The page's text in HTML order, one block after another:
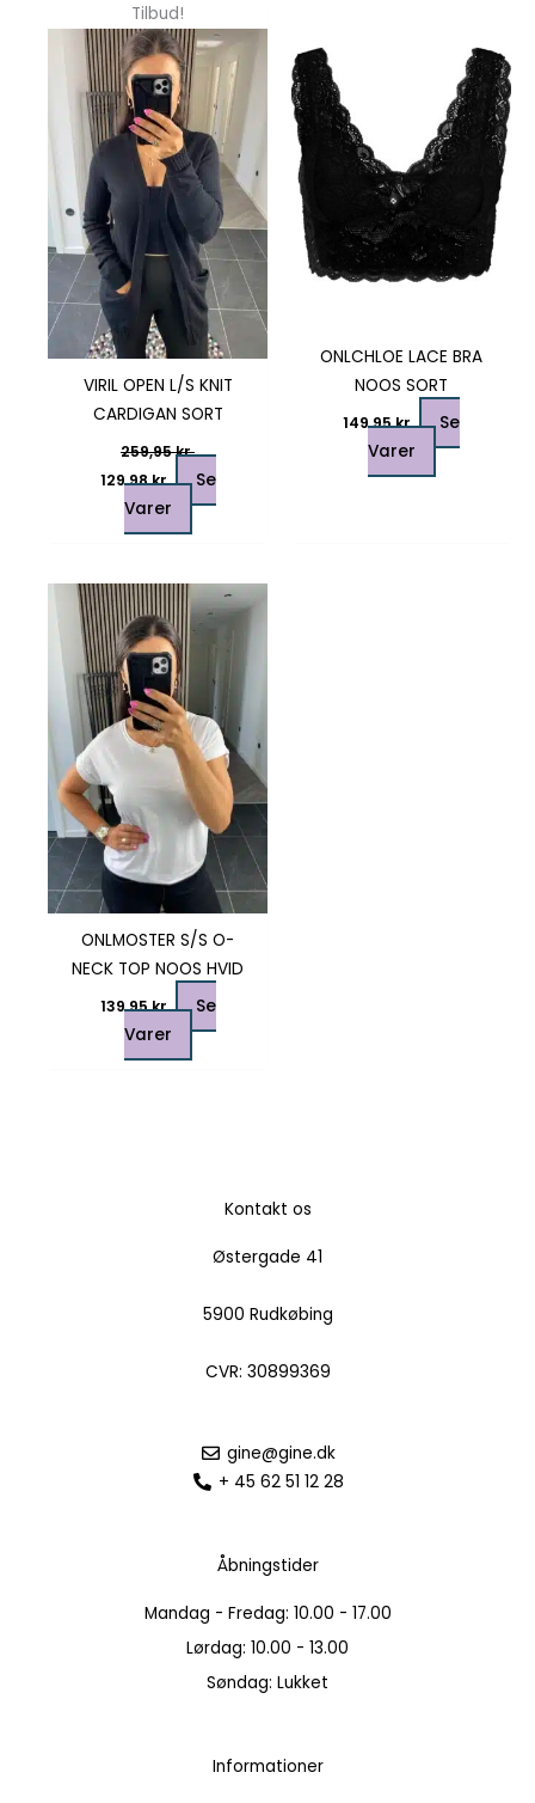
Tilbud!
VIRIL OPEN L/S KNIT
CARDIGAN SORT
259,95kr.
129,98kr.
Se
Varer
vare
har
flere
varianter.
Mulighederne
kan
vælges
på
varesiden
ONLCHLOE LACE BRA
NOOS SORT
149,95kr.
Se
Varer
flere
varianter.
vælges
på
varesiden
ONLMOSTER S/S O-
NECK TOP NOOS HVID
139,95kr.
Se
Varer
Dette
vare
flere
varianter.
Mulighederne
kan
vælges
på
varesiden
Kontakt os
Østergade 41
5900 Rudkøbing
CVR: 30899369
gine@gine.dk
+ 45 62 51 12 28
Åbningstider
Mandag - Fredag: 10.00 - 17.00
Lørdag: 10.00 - 13.00
Søndag: Lukket
Informationer